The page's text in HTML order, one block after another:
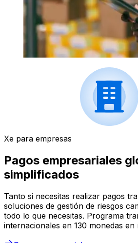
Xe para empresas
Pagos empresariales
simplificados
Tanto si necesitas realizar pagos
soluciones de gestión de riesgos
todo lo que necesitas. Programa
internacionales en 130 monedas en